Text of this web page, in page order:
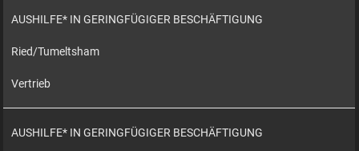
AUSHILFE* IN GERINGFÜGIGER BESCHÄFTIGUNG
Ried/Tumeltsham
Vertrieb
AUSHILFE* IN GERINGFÜGIGER BESCHÄFTIGUNG